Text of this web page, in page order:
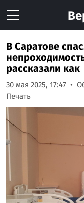
В Саратове
рассказали как
30 мая 2025, 17:47
Печать